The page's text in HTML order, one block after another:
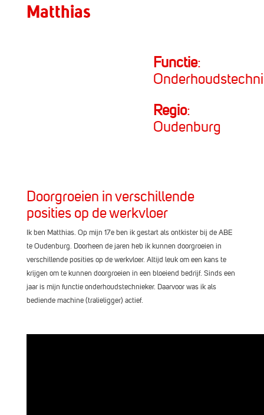
Matthias
Functie:
Regio:
Oudenburg
Doorgroeien in verschillende
posities op de werkvloer
Ik ben Matthias. Op mijn 17e ben ik gestart als ontkister bij de ABE
te Oudenburg. Doorheen de jaren heb ik kunnen doorgroeien in
verschillende posities op de werkvloer. Altijd leuk om een kans te
krijgen om te kunnen doorgroeien in een bloeiend bedrijf. Sinds een
jaar is mijn functie onderhoudstechnieker. Daarvoor was ik als
bediende machine (tralieligger) actief.